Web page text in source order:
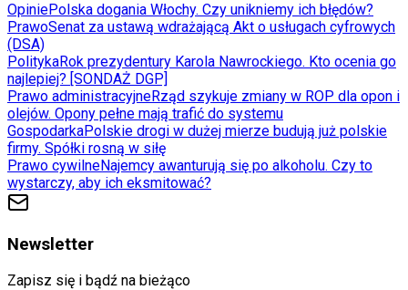
OpiniePolska dogania Włochy. Czy unikniemy ich błędów?
PrawoSenat za ustawą wdrażającą Akt o usługach cyfrowych
(DSA)
PolitykaRok prezydentury Karola Nawrockiego. Kto ocenia go
najlepiej? [SONDAŻ DGP]
Prawo administracyjneRząd szykuje zmiany w ROP dla opon i
olejów. Opony pełne mają trafić do systemu
GospodarkaPolskie drogi w dużej mierze budują już polskie
firmy. Spółki rosną w siłę
Prawo cywilneNajemcy awanturują się po alkoholu. Czy to
wystarczy, aby ich eksmitować?
Newsletter
Zapisz się i bądź na bieżąco